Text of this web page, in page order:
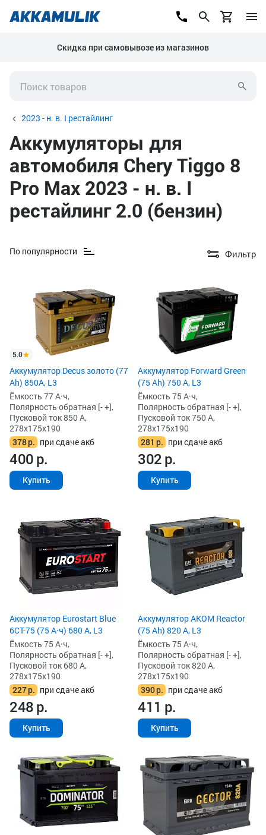
Скидка при самовывозе из магазинов
2023 - н. в. I рестайлинг
Аккумуляторы для
автомобиля Chery Tiggo 8
Pro Max 2023 - н. в. I
рестайлинг 2.0 (бензин)
По популярности Фильтр
5.0
Аккумулятор Decus золото (77
Ah) 850А, L3
Ёмкость 77 А·ч,
Полярность обратная [- +],
Пусковой ток 850 А,
278x175x190
378р. при сдаче акб
400р.
Купить
Аккумулятор Forward Green
(75 Ah) 750 А, L3
Ёмкость 75 А·ч,
Полярность обратная [- +],
Пусковой ток 750 А,
278x175x190
281 р. при сдаче акб
302р.
Купить
Аккумулятор Eurostart Blue
6CT-75 (75 А·ч) 680 А, L3
Ёмкость 75 А·ч,
Полярность обратная [- +],
Пусковой ток 680 А,
278x175x190
227р. при сдаче акб
248р.
Купить
Аккумулятор AKOM Reactor
(75 Ah) 820 А, L3
Ёмкость 75 А·ч,
Полярность обратная [- +],
Пусковой ток 820 А,
278x175x190
390р. при сдаче акб
411 р.
Купить